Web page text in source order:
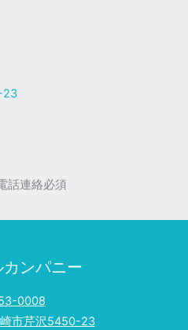
23
話連絡必須
ンパニー
0008
市芹沢5450-23